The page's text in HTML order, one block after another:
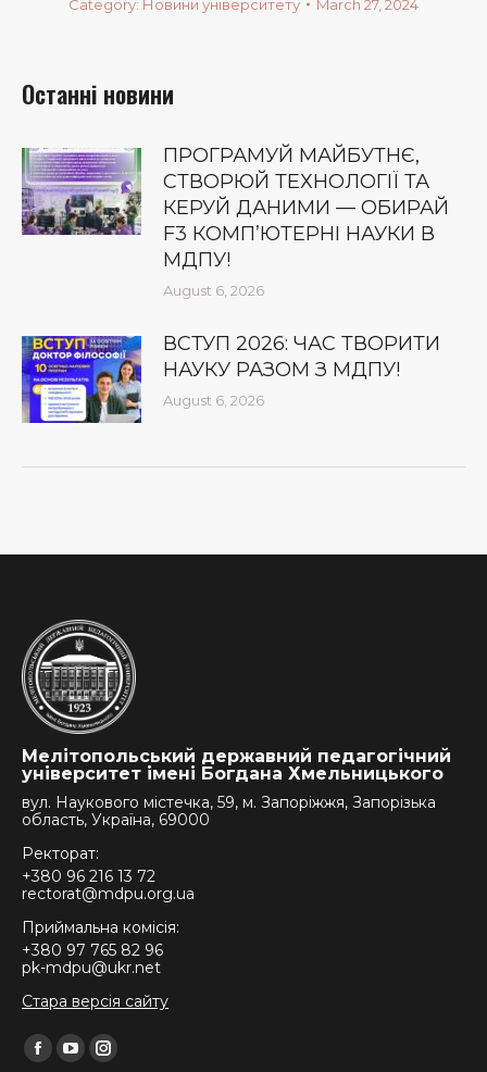
Category: Новини університету March 27, 2024
Останні новини
ПРОГРАМУЙ МАЙБУТНЄ,
СТВОРЮЙ ТЕХНОЛОГІЇ ТА
КЕРУЙ ДАНИМИ — ОБИРАЙ
F3 КОМП’ЮТЕРНІ НАУКИ В
МДПУ!
August 6, 2026
ВСТУП 2026: ЧАС ТВОРИТИ
НАУКУ РАЗОМ З МДПУ!
August 6, 2026
Мелітопольський державний педагогічний
університет імені Богдана Хмельницького
вул. Наукового містечка, 59, м. Запоріжжя, Запорізька
область, Україна, 69000
Ректорат:
+380 96 216 13 72
rectorat@mdpu.org.ua
Приймальна комісія:
+380 97 765 82 96
pk-mdpu@ukr.net
Стара версія сайту
Find us on:
Facebook
YouTubeInstagram